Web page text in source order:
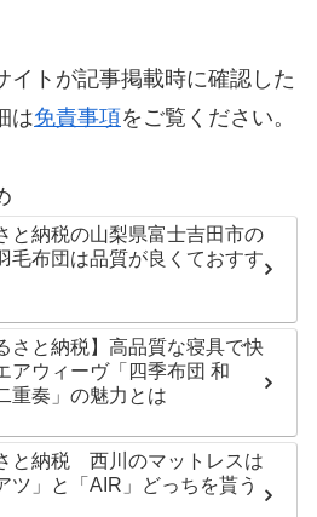
イトが記事掲載時に確認した
は免責事項をご覧ください。
と納税の山梨県富士吉田市の
毛布団は品質が良くておすす
さと納税】高品質な寝具で快
アウィーヴ「四季布団 和
重奏」の魅力とは
と納税 西川のマットレスは
ツ」と「AIR」どっちを貰う